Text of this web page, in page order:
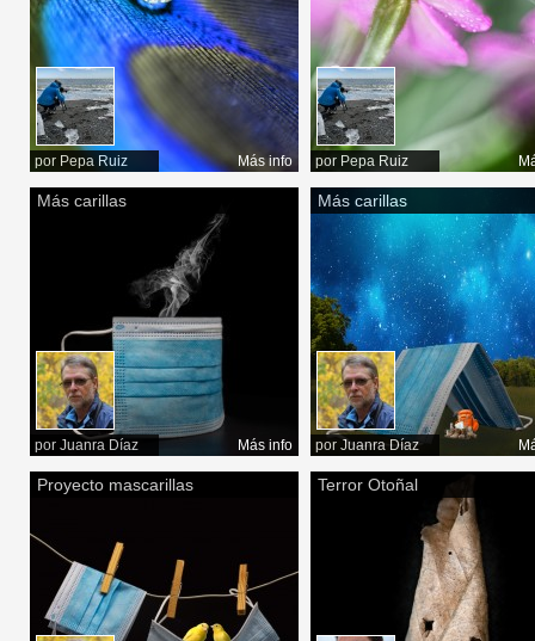
por Pepa Ruiz Más info por Pepa Ruiz
Más carillas
por Juanra Díaz Más info
Más carillas
por Juanra Díaz
Proyecto mascarillas Terror Otoñal